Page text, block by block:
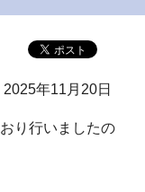
年11月20日
り行いましたの